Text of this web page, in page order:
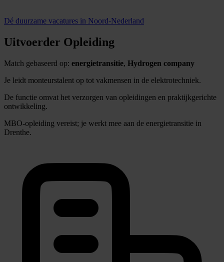
Dé duurzame vacatures in Noord-Nederland
Uitvoerder Opleiding
Match gebaseerd op: energietransitie, Hydrogen company
Je leidt monteurstalent op tot vakmensen in de elektrotechniek.
De functie omvat het verzorgen van opleidingen en praktijkgerichte
ontwikkeling.
MBO-opleiding vereist; je werkt mee aan de energietransitie in
Drenthe.